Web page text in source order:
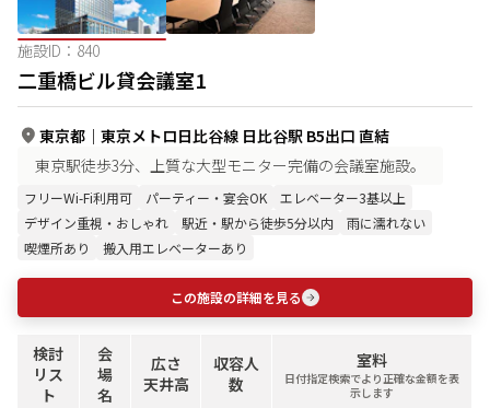
施設ID： 840
二重橋ビル貸会議室1
東京都 ｜ 東京メトロ日比谷線 日比谷駅 B5出口 直結
東京駅徒歩3分、上質な大型モニター完備の会議室施設。
フリーWi-Fi利用可 パーティー・宴会OK
エレベーター3基以上
デザイン重視・おしゃれ
駅近・駅から徒歩5分以内
雨に濡れない
喫煙所あり
搬入用エレベーターあり
この施設の詳細を見る
検討
リス
ト
会
場
名
広さ
天井高
収容人
数
室料
日付指定検索でより正確な金額を表
示します